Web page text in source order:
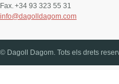
Fax. +34 93 323 55 31
info@dagolldagom.com
© Dagoll Dagom. Tots els drets